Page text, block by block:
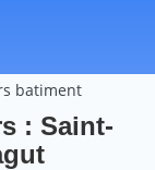
batiment
: Saint-